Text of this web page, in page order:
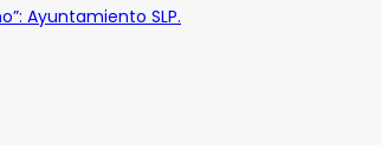
Ayuntamiento SLP.